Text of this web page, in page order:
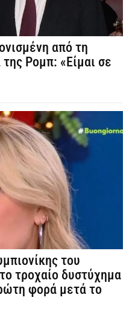
από τη
Ρομπ: «Είμαι σε
του
τροχαίο δυστύχημα
φορά μετά το